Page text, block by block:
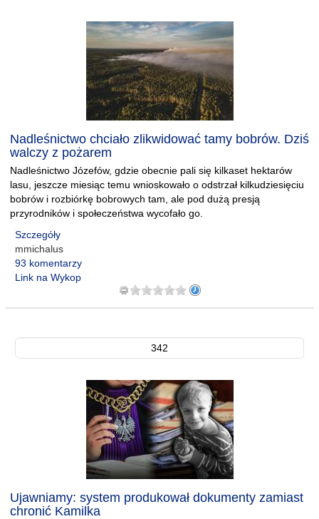
Nadleśnictwo chciało zlikwidować tamy bobrów. Dziś
walczy z pożarem
Nadleśnictwo Józefów, gdzie obecnie pali się kilkaset hektarów
lasu, jeszcze miesiąc temu wnioskowało o odstrzał kilkudziesięciu
bobrów i rozbiórkę bobrowych tam, ale pod dużą presją
przyrodników i społeczeństwa wycofało go.
Szczegóły
mmichalus
93 komentarzy
Link na Wykop
342
Ujawniamy: system produkował dokumenty zamiast
chronić Kamilka